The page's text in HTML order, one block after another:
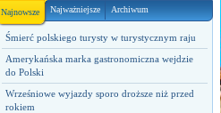
Najnowsze Najważniejsze Archiwum
Śmierć polskiego turysty w turystycznym raju
Amerykańska marka gastronomiczna wejdzie
do Polski
Wrześniowe wyjazdy sporo droższe niż przed
rokiem